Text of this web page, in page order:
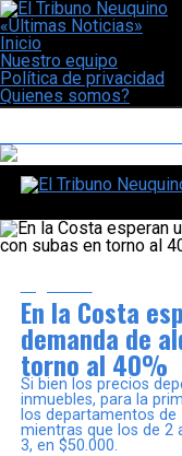
«Últimas Noticias»
Inicio
Nuestro equipo
Política de privacidad
Quienes somos?
CONECTATE CON
En la Costa
demanda de
torno al 40%
Si bien los precios
inmuebles, para la
los departamentos
mientras que los de 2
3, en $50.000.